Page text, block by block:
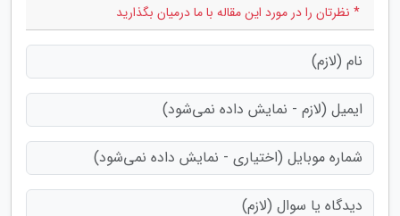
* نظرتان را در مورد این مقاله با ما درمیان بگذارید